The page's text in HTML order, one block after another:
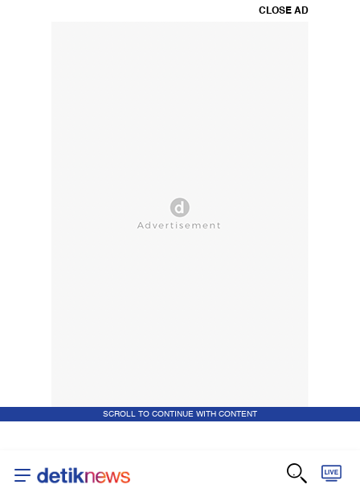
CLOSE AD
SCROLL TO CONTINUE WITH CONTENT